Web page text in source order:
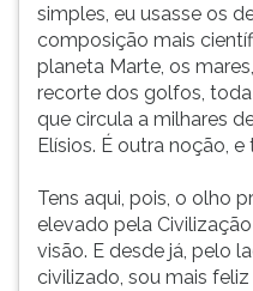
simples, eu usasse os
composição mais
planeta Marte, os
recorte dos golfos,
que circula a milhares
Elísios. É outra noção, e
Tens aqui, pois, o olho
elevado pela
visão. E desde já, pelo
civilizado, sou mais